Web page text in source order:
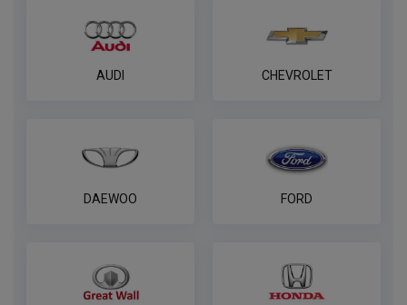
AUDI CHEVROLET
DAEWOO FORD